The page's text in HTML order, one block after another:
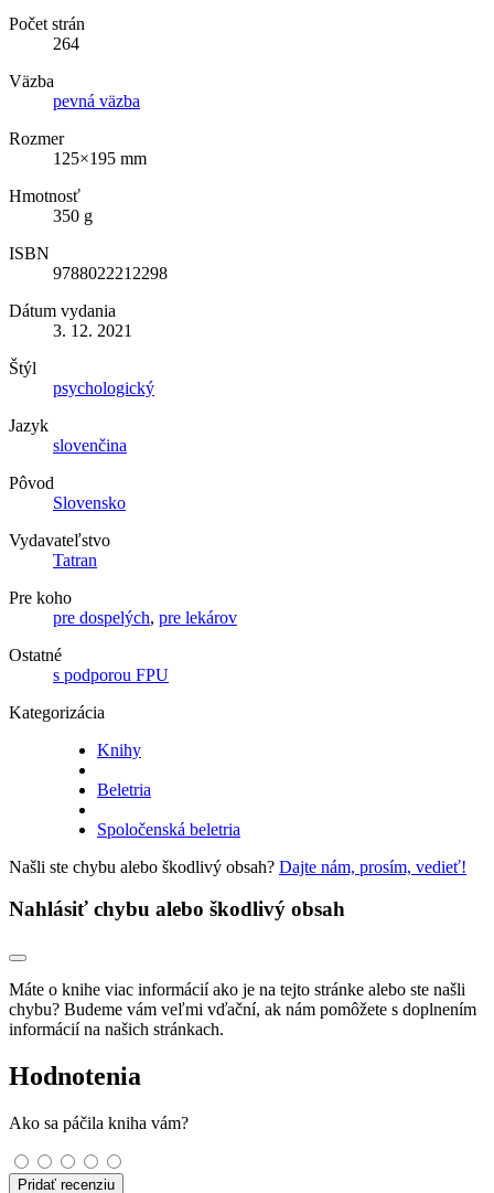
Počet strán
264
Väzba
pevná väzba
Rozmer
125×195 mm
Hmotnosť
350 g
ISBN
9788022212298
Dátum vydania
3. 12. 2021
Štýl
psychologický
Jazyk
slovenčina
Pôvod
Slovensko
Vydavateľstvo
Tatran
Pre koho
pre dospelých, pre lekárov
Ostatné
s podporou FPU
Kategorizácia
Knihy
Beletria
Spoločenská beletria
Našli ste chybu alebo škodlivý obsah? Dajte nám, prosím, vedieť!
Nahlásiť chybu alebo škodlivý obsah
Máte o knihe viac informácií ako je na tejto stránke alebo ste našli
chybu? Budeme vám veľmi vďační, ak nám pomôžete s doplnením
informácií na našich stránkach.
Hodnotenia
Ako sa páčila kniha vám?
Pridať recenziu